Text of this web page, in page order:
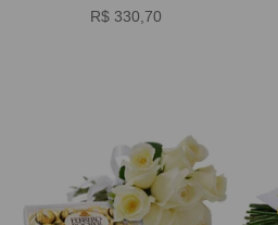
R$ 330,70